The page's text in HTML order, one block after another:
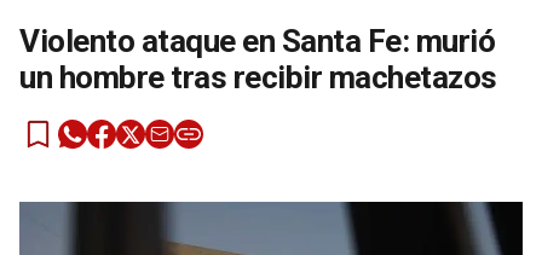
Violento ataque en Santa Fe: murió
un hombre tras recibir machetazos